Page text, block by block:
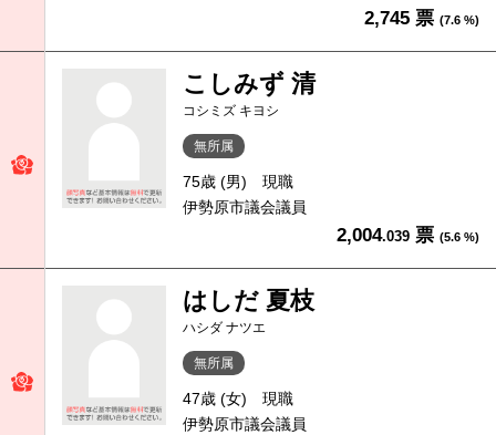
2,745 票 (7.6 %)
こしみず 清
コシミズ キヨシ
無所属
75歳 (男)
現職
伊勢原市議会議員
2,004.039 票 (5.6 %)
はしだ 夏枝
ハシダ ナツエ
無所属
47歳 (女)
現職
伊勢原市議会議員